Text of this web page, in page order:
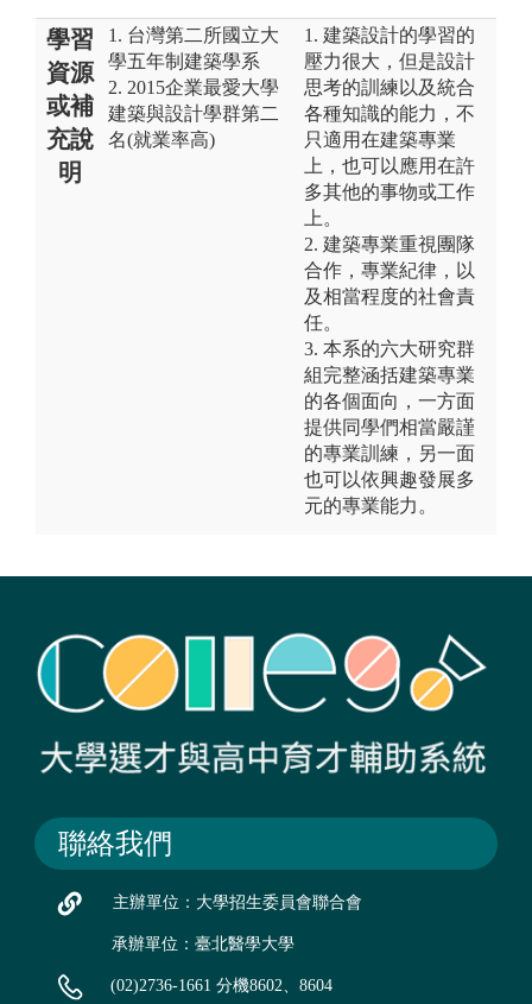
學習
資源
或補
充說
明
1. 台灣第二所國立大
學五年制建築學系
2. 2015企業最愛大學
建築與設計學群第二
名(就業率高)
1. 建築設計的學習的
壓力很大，但是設計
思考的訓練以及統合
各種知識的能力，不
只適用在建築專業
上，也可以應用在許
多其他的事物或工作
上。
2. 建築專業重視團隊
合作，專業紀律，以
及相當程度的社會責
任。
3. 本系的六大研究群
組完整涵括建築專業
的各個面向，一方面
提供同學們相當嚴謹
的專業訓練，另一面
也可以依興趣發展多
元的專業能力。
聯絡我們
主辦單位：大學招生委員會聯合會
承辦單位：臺北醫學大學
(02)2736-1661 分機8602、8604